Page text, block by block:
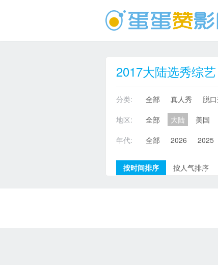
2017大陆选秀综艺
分类: 全部 真人秀 脱
地区:
全部 大陆 美国
年代:
全部 2026 2025
按时间排序 按人气排序